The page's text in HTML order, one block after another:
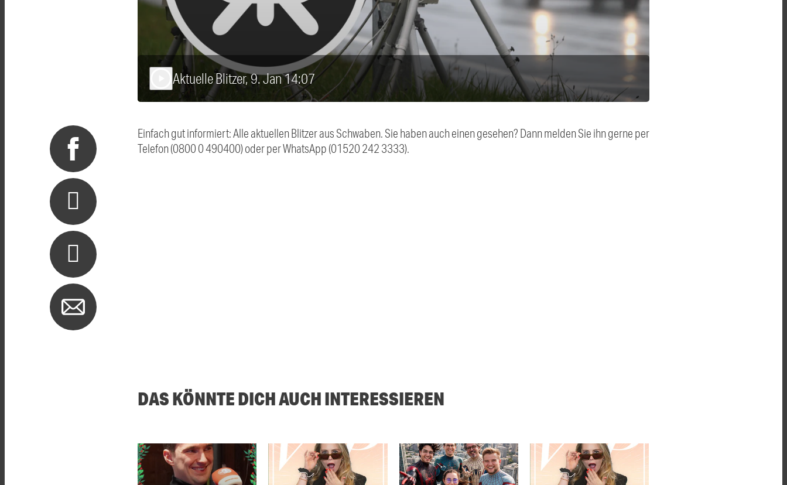
Aktuelle Blitzer, 9. Jan 14:07
Einfach gut informiert: Alle aktuellen Blitzer aus Schwaben. Sie haben auch einen gesehen? Dann melden Sie ihn gerne per
Telefon (0800 0 490400) oder per WhatsApp (01520 242 3333).
DAS KÖNNTE DICH AUCH INTERESSIEREN